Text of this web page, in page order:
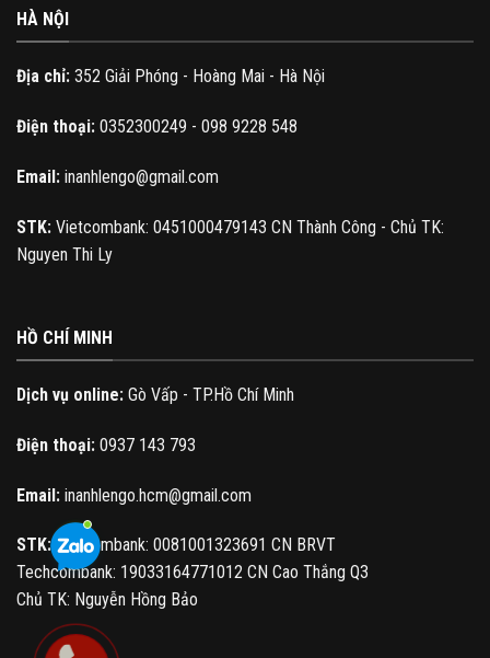
HÀ NỘI
Địa chỉ: 352 Giải Phóng - Hoàng Mai - Hà Nội
Điện thoại: 0352300249 - 098 9228 548
Email: inanhlengo@gmail.com
STK: Vietcombank: 0451000479143 CN Thành Công - Chủ TK:
Nguyen Thi Ly
HỒ CHÍ MINH
Dịch vụ online: Gò Vấp - TP.Hồ Chí Minh
Điện thoại: 0937 143 793
Email: inanhlengo.hcm@gmail.com
STK:Vietcombank: 0081001323691 CN BRVT
Techcombank: 19033164771012 CN Cao Thắng Q3
Chủ TK: Nguyễn Hồng Bảo